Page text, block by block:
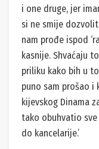
i one druge, jer
si ne smije
nam prođe ispod
kasnije. Shvaćaju
priliku kako bih u
puno sam prošao
kijevskog Dinama
tako obuhvatio
do kancelarije.’